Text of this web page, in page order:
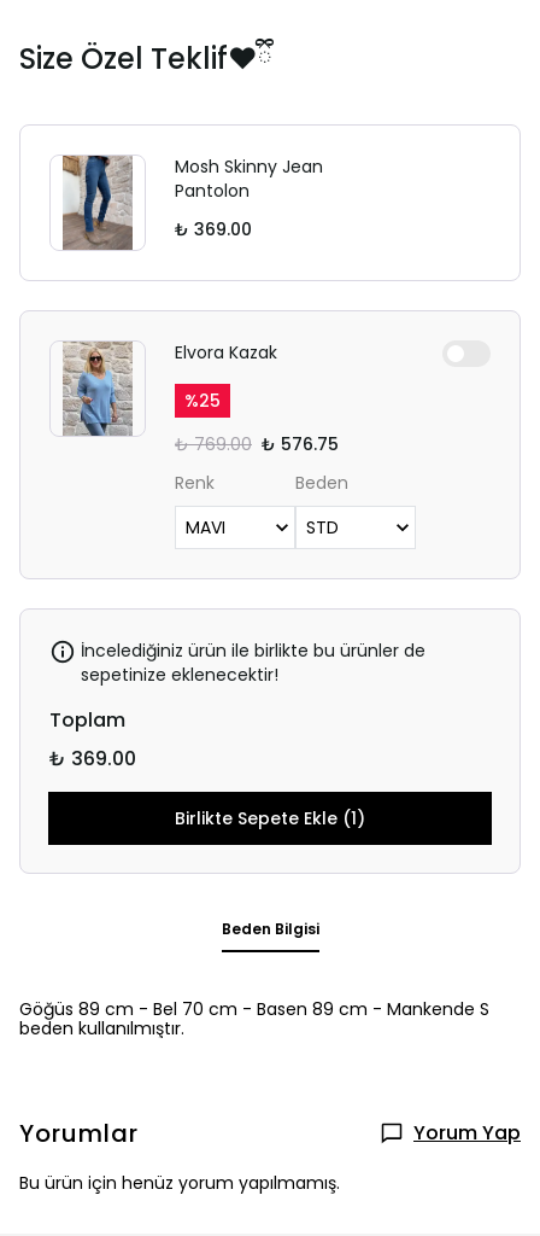
Size Özel Teklif❤️ྀི
Mosh Skinny Jean
Pantolon
₺ 369.00
Elvora Kazak
%25
₺ 769.00 ₺ 576.75
Renk
Beden
İncelediğiniz ürün ile birlikte bu ürünler de
sepetinize eklenecektir!
Toplam
₺ 369.00
Birlikte Sepete Ekle (1)
Beden Bilgisi
Göğüs 89 cm - Bel 70 cm - Basen 89 cm - Mankende S
beden kullanılmıştır.
Yorumlar Yorum Yap
Bu ürün için henüz yorum yapılmamış.